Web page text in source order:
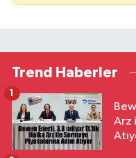
Trend Haberler
Arz
1